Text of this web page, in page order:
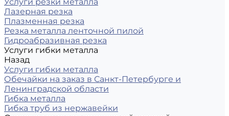
Лазерная резка
Плазменная резка
Резка металла ленточной пилой
Гидроабразивная резка
Услуги гибки металла
Назад
Услуги гибки металла
Обечайки на заказ в Санкт-Петербурге и
Ленинградской области
Гибка металла
Гибка труб из нержавейки